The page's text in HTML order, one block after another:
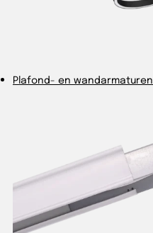
Plafond- en wandarmaturen